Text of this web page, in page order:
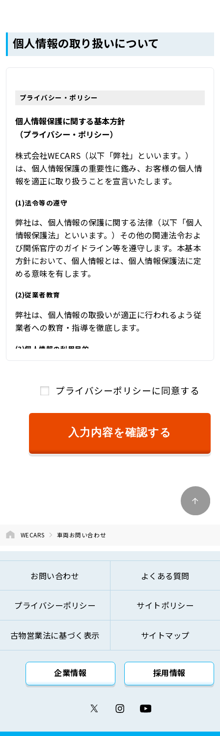
個人情報の取り扱いについて
プライバシー・ポリシー
個人情報保護に関する基本方針
（プライバシー・ポリシー）
株式会社WECARS（以下「弊社」といいます。）
は、個人情報保護の重要性に鑑み、お客様の個人情
報を適正に取り扱うことを宣言いたします。
(1)法令等の遵守
弊社は、個人情報の保護に関する法律（以下「個人
情報保護法」といいます。）その他の関連法令およ
び関係官庁のガイドライン等を遵守します。本基本
方針において、個人情報とは、個人情報保護法に定
める意味を有します。
(2)従業者教育
弊社は、個人情報の取扱いが適正に行われるよう従
業者への教育・指導を徹底します。
(3)個人情報の利用目的
で、適法かつ公正に利用し、その他の目的に利用す
①ご本人様確認のため
②商品またはサービスのご提供およびその対
価のご請求のため
④商品およびサービスの改善、企画、研究お
⑤お問い合わせへのご対応およびお客様への
⑦本基本方針記載の方法により第三者に対し
て提供するため
⑧その他自動車関連業およびこれらに付帯・
関連するサービスの提供のため
上記の利用目的を変更する場合には、変更後の利用
目的が変更前の利用目的と相当の関連性を有すると
合理的に認められる範囲においてのみ変更を行い、
その内容をご本人に対し、原則として書面等（電磁
的記録を含みます。）により通知し、または弊社の
ウェブサイト等により公表します。
プライバシーポリシーに同意する
入力内容を確認する
WECARS 車両お問い合わせ
お問い合わせ よくある質問
プライバシーポリシー サイトポリシー
古物営業法に基づく表示 サイトマップ
企業情報 採用情報